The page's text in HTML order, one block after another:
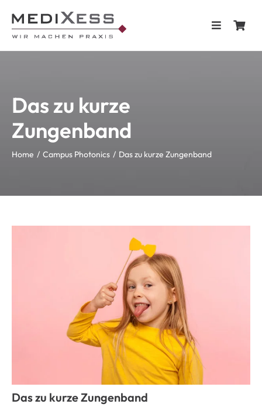
content
Toggle
Das zu kurze
Zungenband
Home Campus Photonics Das zu kurze Zungenband
Das zu kurze Zungenband